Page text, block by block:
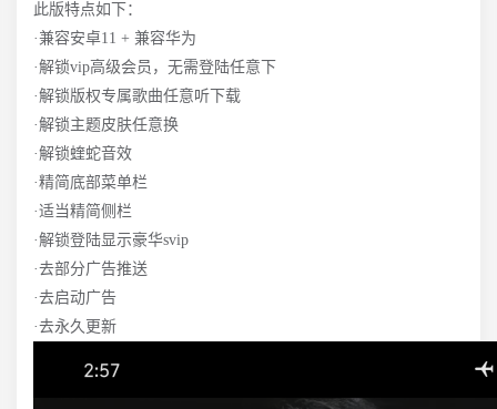
此版特点如下：
·兼容安卓11 + 兼容华为
·解锁vip高级会员，无需登陆任意下
·解锁版权专属歌曲任意听下载
·解锁主题皮肤任意换
·解锁蝰蛇音效
·精简底部菜单栏
·适当精简侧栏
·解锁登陆显示豪华svip
·去部分广告推送
·去启动广告
·去永久更新